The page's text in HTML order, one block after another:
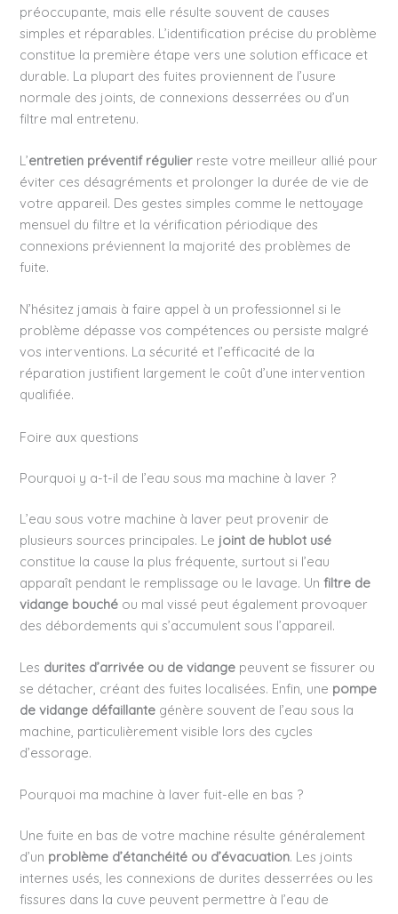
préoccupante, mais elle résulte souvent de causes
simples et réparables. L’identification précise du problème
constitue la première étape vers une solution efficace et
durable. La plupart des fuites proviennent de l’usure
normale des joints, de connexions desserrées ou d’un
filtre mal entretenu.
L’entretien préventif régulier reste votre meilleur allié pour
éviter ces désagréments et prolonger la durée de vie de
votre appareil. Des gestes simples comme le nettoyage
mensuel du filtre et la vérification périodique des
connexions préviennent la majorité des problèmes de
fuite.
N’hésitez jamais à faire appel à un professionnel si le
problème dépasse vos compétences ou persiste malgré
vos interventions. La sécurité et l’efficacité de la
réparation justifient largement le coût d’une intervention
qualifiée.
Foire aux questions
Pourquoi y a-t-il de l’eau sous ma machine à laver ?
L’eau sous votre machine à laver peut provenir de
plusieurs sources principales. Le joint de hublot usé
constitue la cause la plus fréquente, surtout si l’eau
apparaît pendant le remplissage ou le lavage. Unfiltre de
vidange bouché ou mal vissé peut également provoquer
des débordements qui s’accumulent sous l’appareil.
Les durites d’arrivée ou de vidange peuvent se fissurer ou
se détacher, créant des fuites localisées. Enfin, une pompe
de vidange défaillante génère souvent de l’eau sous la
machine, particulièrement visible lors des cycles
d’essorage.
Pourquoi ma machine à laver fuit-elle en bas ?
Une fuite en bas de votre machine résulte généralement
d’un problème d’étanchéité ou d’évacuation. Les joints
internes usés, les connexions de durites desserrées ou les
fissures dans la cuve peuvent permettre à l’eau de